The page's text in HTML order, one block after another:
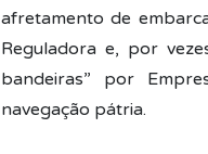
afretamento de
Reguladora e, por
bandeiras” por
navegação pátria.